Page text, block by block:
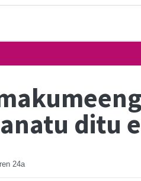
ditu
24a